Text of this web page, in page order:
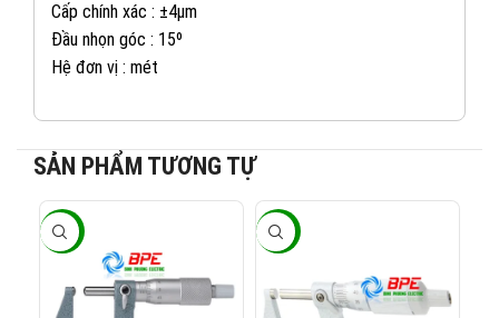
Cấp chính xác : ±4µm
Đầu nhọn góc : 15º
Hệ đơn vị : mét
SẢN PHẨM TƯƠNG TỰ
-20% -20%
KINH DOANH 1: